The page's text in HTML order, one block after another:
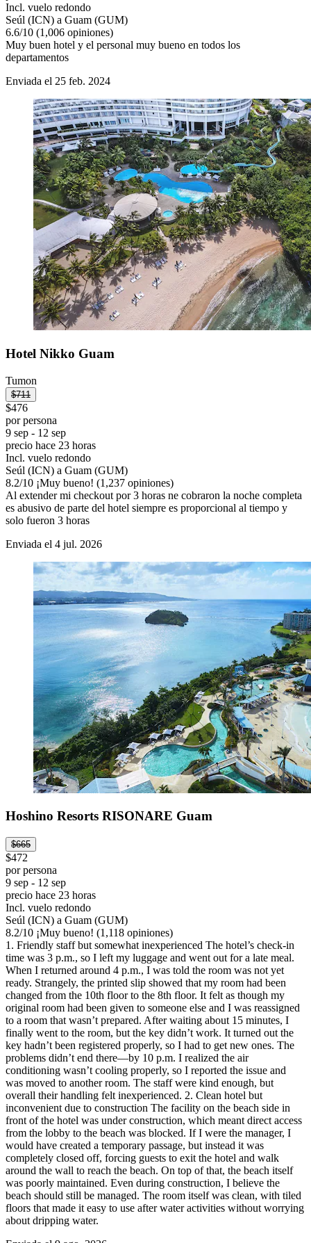
Incl. vuelo redondo
Seúl (ICN) a Guam (GUM)
6.6/10 (1,006 opiniones)
Muy buen hotel y el personal muy bueno en todos los
departamentos
Enviada el 25 feb. 2024
Hotel Nikko Guam
Tumon
$711
$476
por persona
9 sep - 12 sep
precio hace 23 horas
Incl. vuelo redondo
Seúl (ICN) a Guam (GUM)
8.2/10 ¡Muy bueno! (1,237 opiniones)
Al extender mi checkout por 3 horas ne cobraron la noche completa
es abusivo de parte del hotel siempre es proporcional al tiempo y
solo fueron 3 horas
Enviada el 4 jul. 2026
Hoshino Resorts RISONARE Guam
$665
$472
por persona
9 sep - 12 sep
precio hace 23 horas
Incl. vuelo redondo
Seúl (ICN) a Guam (GUM)
8.2/10 ¡Muy bueno! (1,118 opiniones)
1. Friendly staff but somewhat inexperienced The hotel’s check-in
time was 3 p.m., so I left my luggage and went out for a late meal.
When I returned around 4 p.m., I was told the room was not yet
ready. Strangely, the printed slip showed that my room had been
changed from the 10th floor to the 8th floor. It felt as though my
original room had been given to someone else and I was reassigned
to a room that wasn’t prepared. After waiting about 15 minutes, I
finally went to the room, but the key didn’t work. It turned out the
key hadn’t been registered properly, so I had to get new ones. The
problems didn’t end there—by 10 p.m. I realized the air
conditioning wasn’t cooling properly, so I reported the issue and
was moved to another room. The staff were kind enough, but
overall their handling felt inexperienced. 2. Clean hotel but
inconvenient due to construction The facility on the beach side in
front of the hotel was under construction, which meant direct access
from the lobby to the beach was blocked. If I were the manager, I
would have created a temporary passage, but instead it was
completely closed off, forcing guests to exit the hotel and walk
around the wall to reach the beach. On top of that, the beach itself
was poorly maintained. Even during construction, I believe the
beach should still be managed. The room itself was clean, with tiled
floors that made it easy to use after water activities without worrying
about dripping water.